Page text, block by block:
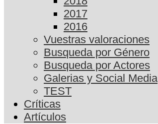
2017
2016
Vuestras valoraciones
Busqueda por Género
Busqueda por Actores
Galerias y Social Media
TEST
Críticas
Artículos